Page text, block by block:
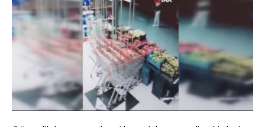
Sesi
Aç
Yüklendi:
17.40%
Oynatma
Hızı